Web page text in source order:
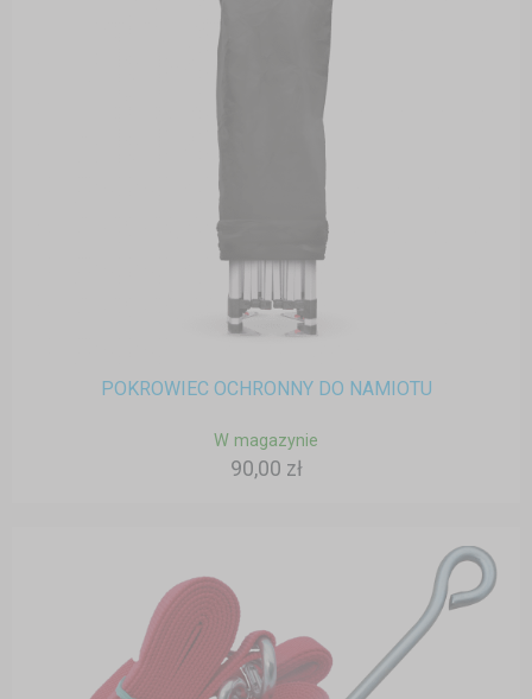
POKROWIEC OCHRONNY DO NAMIOTU
W magazynie
90,00 zł